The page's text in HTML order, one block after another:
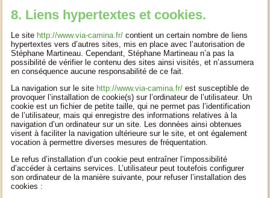
8. Liens hypertextes et cookies.
Le site http://www.via-camina.fr/ contient un certain nombre de liens
hypertextes vers d’autres sites, mis en place avec l’autorisation de
Stéphane Martineau. Cependant, Stéphane Martineau n’a pas la
possibilité de vérifier le contenu des sites ainsi visités, et n’assumera
en conséquence aucune responsabilité de ce fait.
La navigation sur le site http://www.via-camina.fr/ est susceptible de
provoquer l’installation de cookie(s) sur l’ordinateur de l’utilisateur. Un
cookie est un fichier de petite taille, qui ne permet pas l’identification
de l’utilisateur, mais qui enregistre des informations relatives à la
navigation d’un ordinateur sur un site. Les données ainsi obtenues
visent à faciliter la navigation ultérieure sur le site, et ont également
vocation à permettre diverses mesures de fréquentation.
Le refus d’installation d’un cookie peut entraîner l’impossibilité
d’accéder à certains services. L’utilisateur peut toutefois configurer
son ordinateur de la manière suivante, pour refuser l’installation des
cookies :